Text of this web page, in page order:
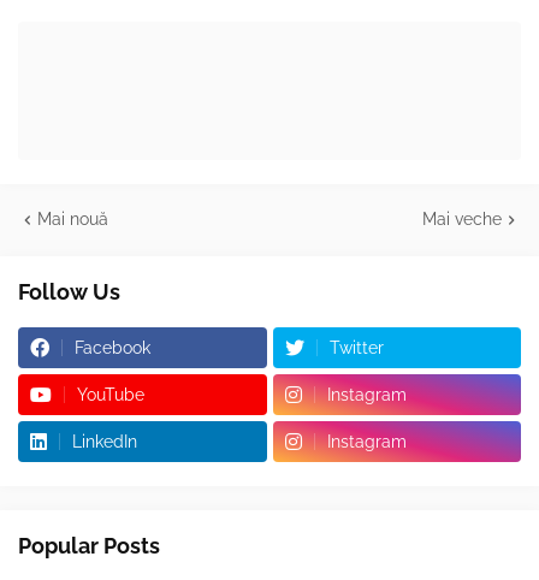
Mai nouă Mai veche
Follow Us
Facebook Twitter
YouTube Instagram
LinkedIn Instagram
Popular Posts